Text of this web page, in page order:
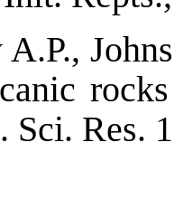
Sci. Res.